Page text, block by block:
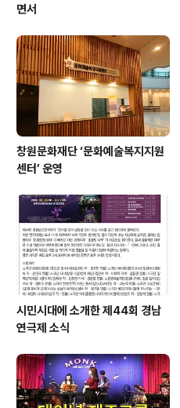
면서
창원문화재단 ‘문화예술복지지원
센터’ 운영
시민시대에 소개한 제44회 경남
연극제 소식